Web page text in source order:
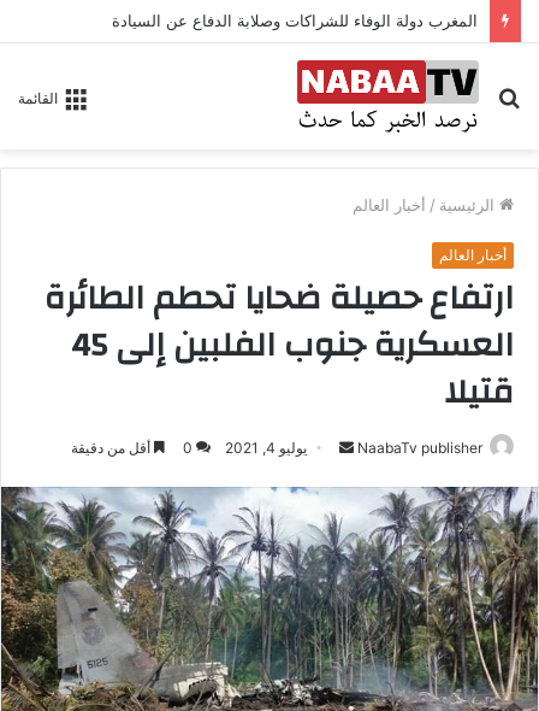
المغرب دولة الوفاء للشراكات وصلابة الدفاع عن السيادة
القائمة
بحث
عن
الرئيسية / أخبار العالم
أخبار العالم
ارتفاع حصيلة ضحايا تحطم الطائرة
العسكرية جنوب الفلبين إلى 45
قتيلا
NaabaTv publisher
ل
ب
ر
ي
د
يوليو 4, 2021 0 أقل من دقيقة